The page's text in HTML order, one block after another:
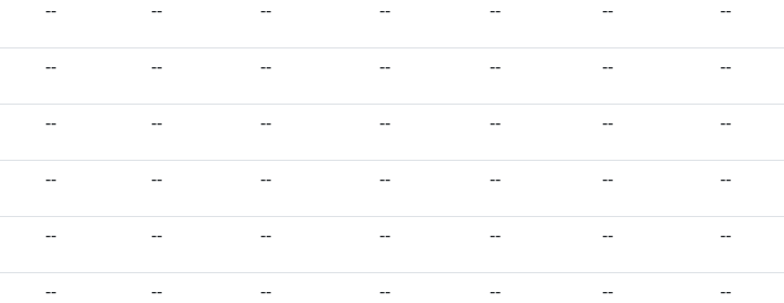
-- -- -- -- -- -- --
-- -- -- -- -- -- --
-- -- -- -- -- -- --
-- -- -- -- -- -- --
-- -- -- -- -- -- --
-- -- -- -- -- -- --